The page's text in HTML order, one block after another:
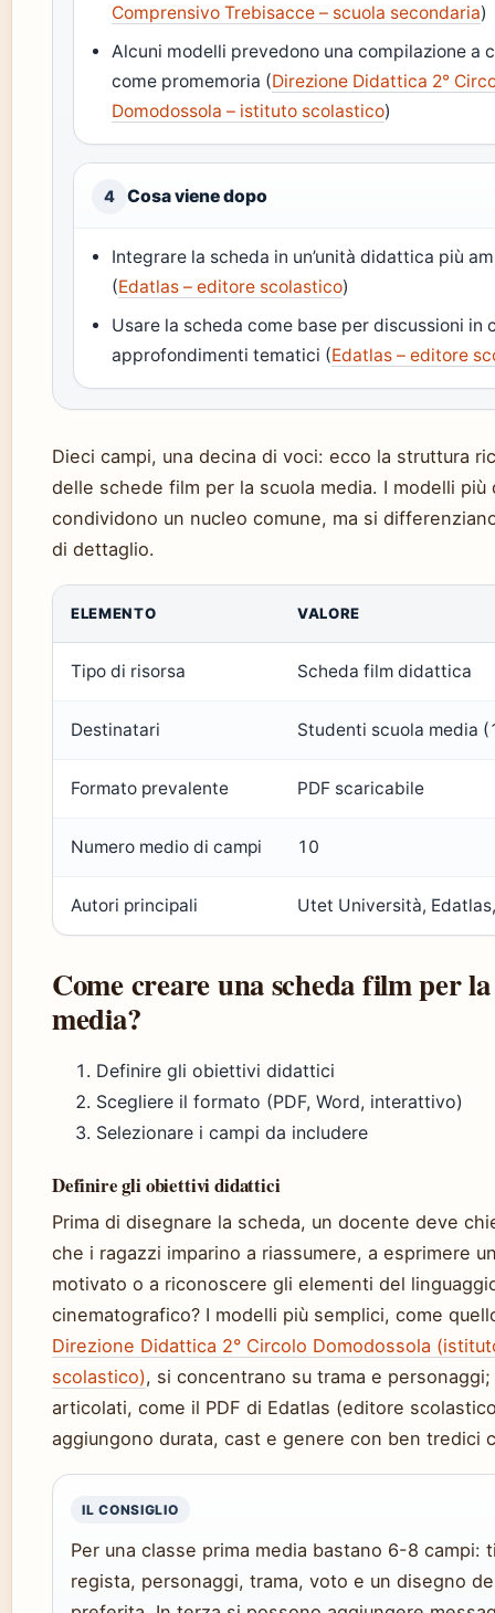
Comprensivo Trebisacce – scuola secondaria)
Alcuni modelli prevedono una compilazione a
come promemoria (Direzione Didattica 2°
Domodossola – istituto scolastico)
4 Cosa viene dopo
Integrare la scheda in un’unità didattica più
(Edatlas – editore scolastico)
Usare la scheda come base per discussioni in
approfondimenti tematici (Edatlas – editore
Dieci campi, una decina di voci: ecco la struttura
delle schede film per la scuola media. I modelli più
condividono un nucleo comune, ma si
di dettaglio.
ELEMENTO VALORE
Tipo di risorsa Scheda film didattica
Destinatari Studenti scuola media
Formato prevalente PDF scaricabile
Numero medio di campi 10
Autori principali Utet Università,
Come creare una scheda film per
media?
Definire gli obiettivi didattici
Scegliere il formato (PDF, Word, interattivo)
Selezionare i campi da includere
Definire gli obiettivi didattici
Prima di disegnare la scheda, un docente deve
che i ragazzi imparino a riassumere, a esprimere
motivato o a riconoscere gli elementi del
cinematografico? I modelli più semplici, come
Direzione Didattica 2° Circolo Domodossola
scolastico), si concentrano su trama e
articolati, come il PDF di Edatlas (editore
aggiungono durata, cast e genere con ben tredici
IL CONSIGLIO
Per una classe prima media bastano 6-8 campi:
regista, personaggi, trama, voto e un disegno